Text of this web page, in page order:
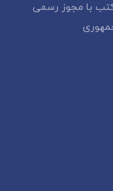
با مجوز رسمی